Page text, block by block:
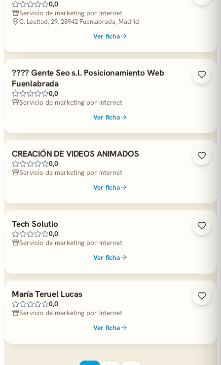
0,0
Servicio de marketing por Internet
C. Lealtad, 29, 28942 Fuenlabrada, Madrid
Ver ficha
???? Gente Seo s.l. Posicionamiento Web
Fuenlabrada
0,0
Servicio de marketing por Internet
Ver ficha
CREACIÓN DE VIDEOS ANIMADOS
0,0
Servicio de marketing por Internet
Ver ficha
Tech Solutio
0,0
Servicio de marketing por Internet
Ver ficha
María Teruel Lucas
0,0
Servicio de marketing por Internet
Ver ficha